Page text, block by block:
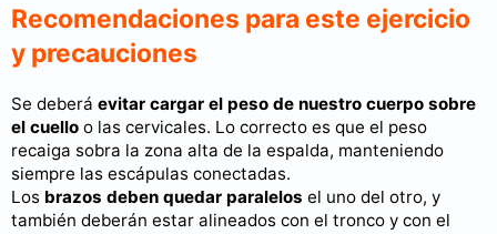
Recomendaciones para este ejercicio
y precauciones
Se deberá evitar cargar el peso de nuestro cuerpo sobre
el cuello o las cervicales. Lo correcto es que el peso
recaiga sobra la zona alta de la espalda, manteniendo
siempre las escápulas conectadas.
Los brazos deben quedar paralelos el uno del otro, y
también deberán estar alineados con el tronco y con el